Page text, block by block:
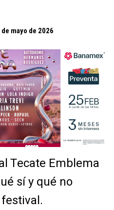
de mayo de 2026
Tecate Emblema
sí y qué no